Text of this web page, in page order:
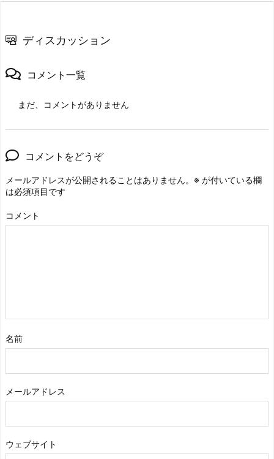
ディスカッション
コメント一覧
まだ、コメントがありません
コメントをどうぞ
メールアドレスが公開されることはありません。 ※ が付いている欄
は必須項目です
コメント
名前
メールアドレス
ウェブサイト